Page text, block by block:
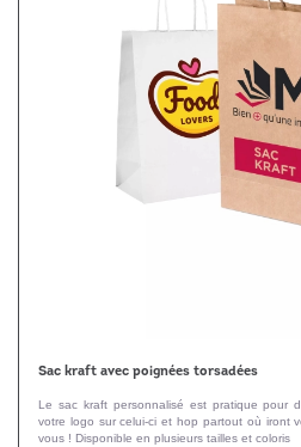
Sac kraft avec poignées torsadées
Le sac kraft personnalisé est pratique pour
votre logo sur celui-ci et hop partout où iront
vous ! Disponible en plusieurs tailles et coloris